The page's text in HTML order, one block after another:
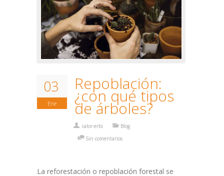
03
Ene
Repoblación:
¿con qué tipos
de árboles?
calor-erbi
Blog
Sin comentarios
La reforestación o repoblación forestal se